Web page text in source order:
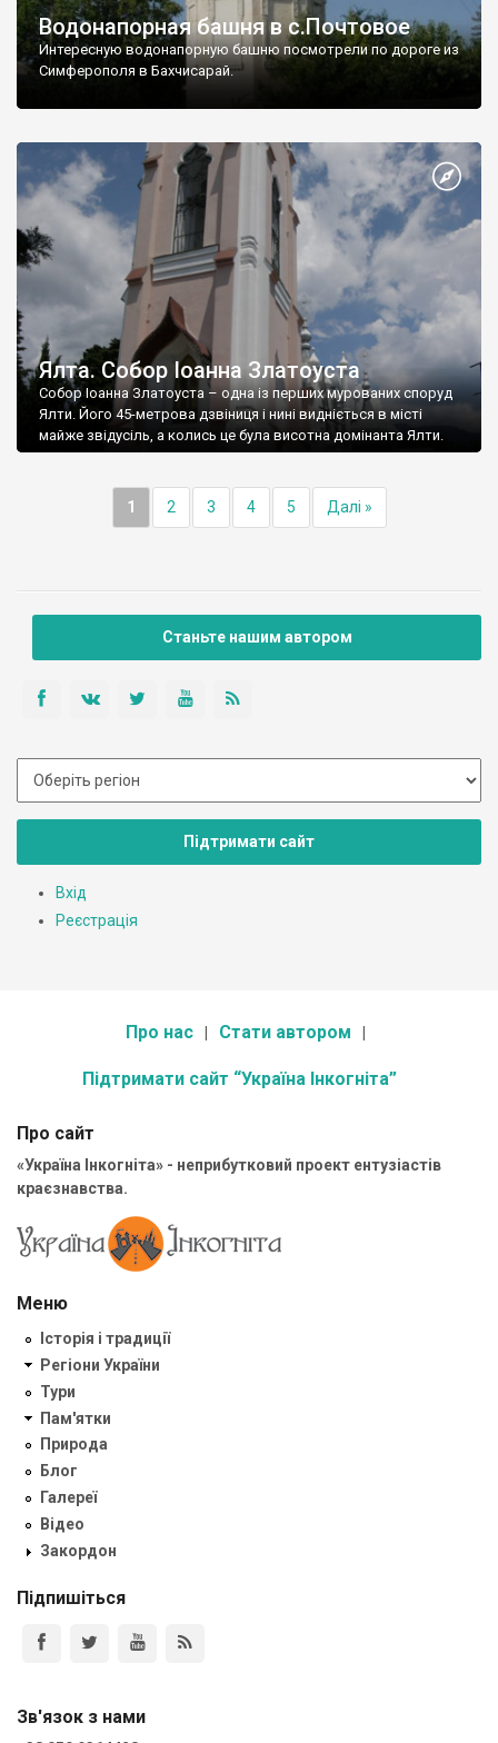
Водонапорная башня в с.Почтовое
Интересную водонапорную башню посмотрели по дороге из
Симферополя в Бахчисарай.
Ялта. Собор Іоанна Златоуста
Собор Іоанна Златоуста – одна із перших мурованих споруд
Ялти. Його 45-метрова дзвіниця і нині видніється в місті
майже звідусіль, а колись це була висотна домінанта Ялти.
1 2 3 4 5 Далі »
Станьте нашим автором
Підтримати сайт
Вхід
Реєстрація
Про нас Стати автором
Підтримати сайт “Україна Інкогніта”
Про сайт
«Україна Інкогніта» - неприбутковий проект ентузіастів
краєзнавства.
Меню
Історія і традиції
Регіони України
Тури
Пам'ятки
Природа
Блог
Галереї
Відео
Закордон
Підпишіться
Зв'язок з нами